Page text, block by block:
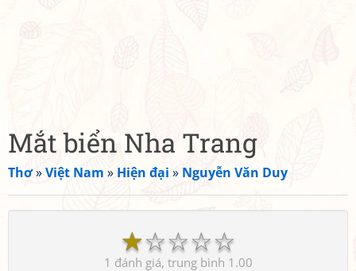
Mắt biển Nha Trang
Thơ»Việt Nam » Hiện đại » Nguyễn Văn Duy
☆
☆
☆
☆
☆
1 1.00